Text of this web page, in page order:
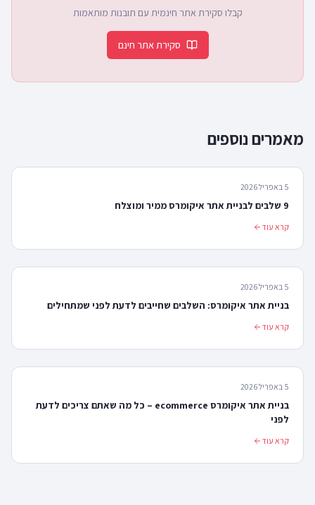
קבלו סקירת אתר חינמית עם תובנות מותאמות
סקירת אתר חינם
מאמרים נוספים
5 באפריל 2026
9 שלבים לבניית אתר איקומרס ממיר ומוצלח
קרא עוד
5 באפריל 2026
בניית אתר איקומרס: השלבים שחייבים לדעת לפני שמתחילים
קרא עוד
5 באפריל 2026
בניית אתר איקומרס ecommerce – כל מה שאתם צריכים לדעת
לפני
קרא עוד